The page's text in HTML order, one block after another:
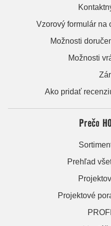
Vzorový formulár na
Možnosti
Možnosti
Ako pridať
Prečo
Prehľad
Projektové